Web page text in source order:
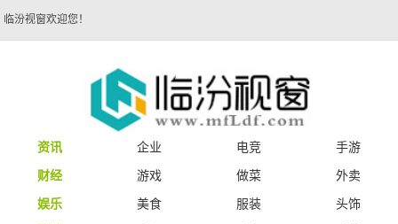
临汾视窗欢迎您！
资讯 企业 电竞
手游
财经
游戏 做菜
外卖
娱乐
美食 服装
头饰